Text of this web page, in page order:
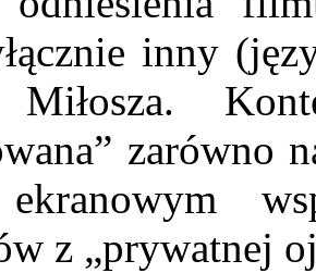
inny
Miłosza.
zarówno
ekranowym
z „prywatnej